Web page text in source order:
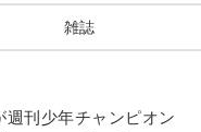
雑誌
刊少年チャンピオン